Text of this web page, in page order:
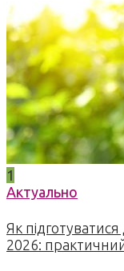
1
Актуально
Як
2026: